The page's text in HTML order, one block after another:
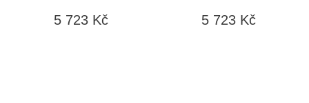
5 723 Kč 5 723 Kč